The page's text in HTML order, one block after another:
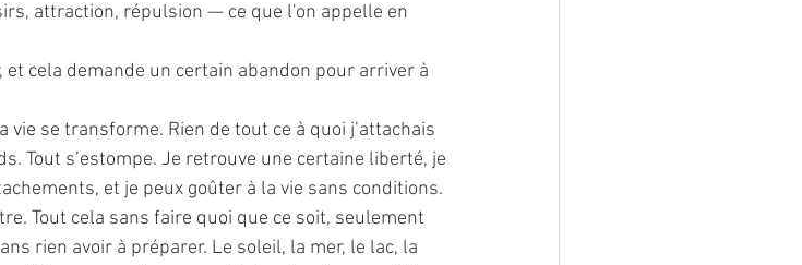
attraction, répulsion — ce que l'on appelle en
cela demande un certain abandon pour arriver à
vie se transforme. Rien de tout ce à quoi j’attachais
Tout s’estompe. Je retrouve une certaine liberté, je
et je peux goûter à la vie sans conditions.
Tout cela sans faire quoi que ce soit, seulement
rien avoir à préparer. Le soleil, la mer, le lac, la